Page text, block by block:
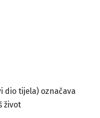
dio tijela) označava
život